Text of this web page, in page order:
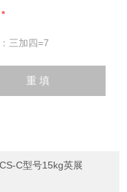
三加四=7
C型号15kg英展